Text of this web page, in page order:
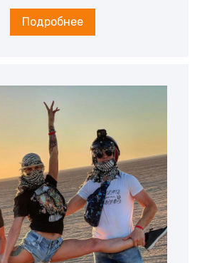
Подробнее